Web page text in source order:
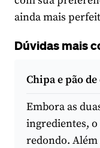
ainda mais
Dúvidas mais
Chipa e pão
Embora as
ingredientes,
redondo. Além